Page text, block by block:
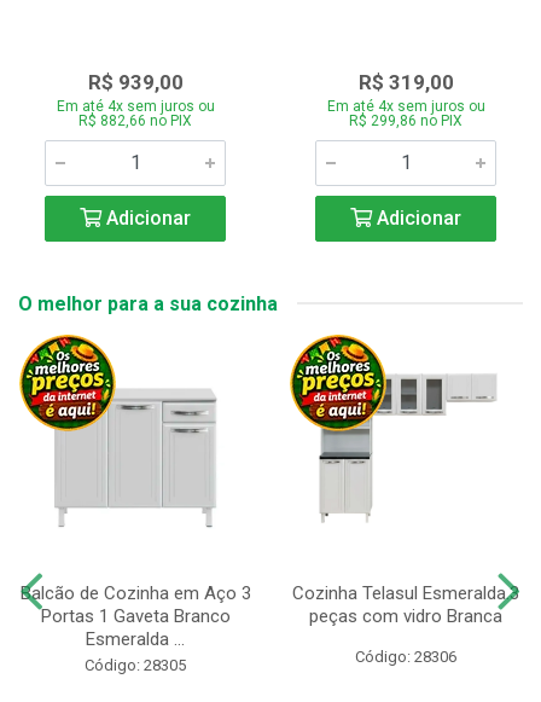
R$ 939,00
Em até 4x sem juros ou
R$ 882,66 no PIX
Adicionar
R$ 319,00
Em até 4x sem juros ou
R$ 299,86 no PIX
Adicionar
O melhor para a sua cozinha
Balcão de Cozinha em Aço 3
Portas 1 Gaveta Branco
Esmeralda ...
Código: 28305
Cozinha Telasul Esmeralda.3
peças com vidro Branca
Código: 28306